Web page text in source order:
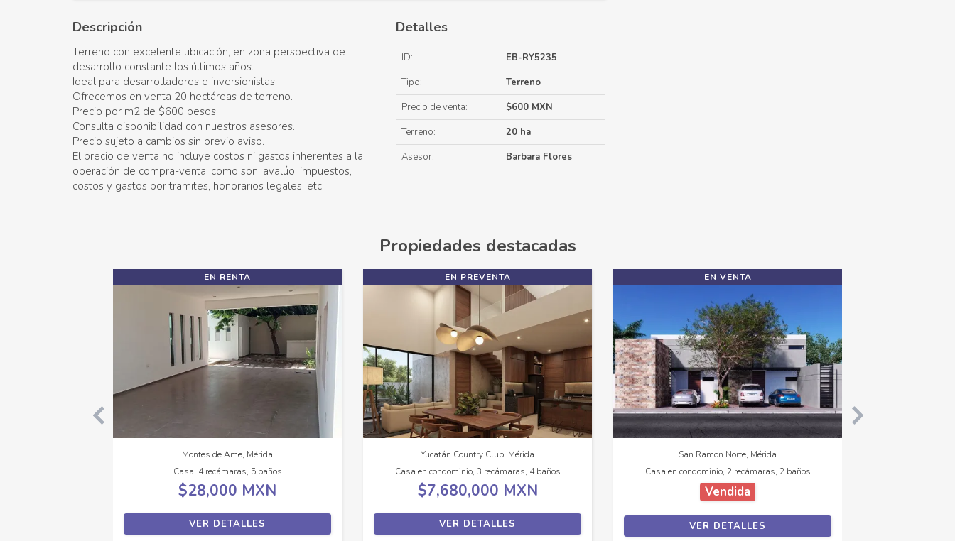
Descripción
Terreno con excelente ubicación, en zona perspectiva de
desarrollo constante los últimos años.
Ideal para desarrolladores e inversionistas.
Ofrecemos en venta 20 hectáreas de terreno.
Precio por m2 de $600 pesos.
Consulta disponibilidad con nuestros asesores.
Precio sujeto a cambios sin previo aviso.
El precio de venta no incluye costos ni gastos inherentes a la
operación de compra-venta, como son: avalúo, impuestos,
costos y gastos por tramites, honorarios legales, etc.
Detalles
ID:
EB-RY5235
Tipo:
Terreno
Precio de venta:
$600 MXN
Terreno:
20 ha
Asesor:
Barbara Flores
Propiedades destacadas
EN RENTA
Montes de Ame, Mérida
Casa, 4 recámaras, 5 baños
$28,000 MXN
VER DETALLES
EN PREVENTA
Yucatán Country Club, Mérida
Casa en condominio, 3 recámaras, 4 baños
$7,680,000 MXN
VER DETALLES
EN VENTA
San Ramon Norte, Mérida
Casa en condominio, 2 recámaras, 2 baños
Vendida
VER DETALLES